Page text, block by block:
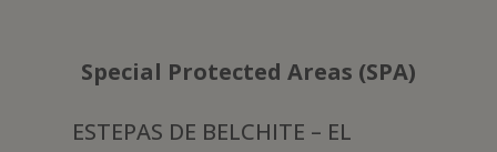
Special Protected Areas (SPA)
ESTEPAS DE BELCHITE – EL